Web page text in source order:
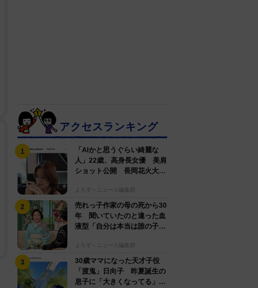
アクセスランキング
「AIかと思うぐらい綺麗な
人」22歳、高身長女優 美肩
ショット公開 長岡花火大会
よろず～ニュース編集部
売れっ子作家の母の死から30
年 聞いていたのと違った血
液型「自分は本当は誰の子
よろず～ニュース編集部
30歳ママになった天才子役
「渡鬼」日向子 昨夏誕生の
息子に「大きくなってる」愛